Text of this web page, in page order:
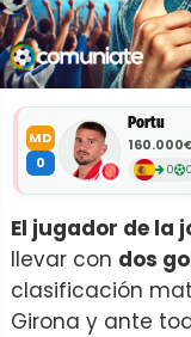
MD
0
Portu
0 0
El jugador de la
llevar con dos
clasificación
Girona y ante